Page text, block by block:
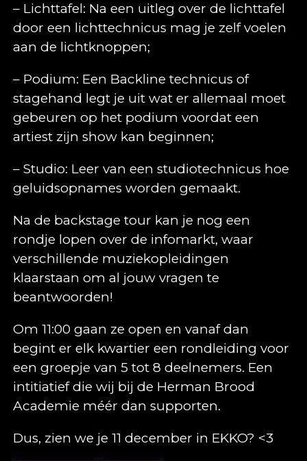
– Lichttafel: Na een uitleg over de lichttafel
door een lichttechnicus mag je zelf voelen
aan de lichtknoppen;
– Podium: Een Backline technicus of
stagehand legt je uit wat er allemaal moet
gebeuren op het podium voordat een
artiest zijn show kan beginnen;
– Studio: Leer van een studiotechnicus hoe
geluidsopnames worden gemaakt.
Na de backstage tour kan je nog een
rondje lopen over de infomarkt, waar
verschillende muziekopleidingen
klaarstaan om al jouw vragen te
beantwoorden!
Om 11:00 gaan ze open en vanaf dan
begint er elk kwartier een rondleiding voor
een groepje van 5 tot 8 deelnemers. Een
intitiatief die wij bij de Herman Brood
Academie méér dan supporten.
Dus, zien we je 11 december in EKKO? <3